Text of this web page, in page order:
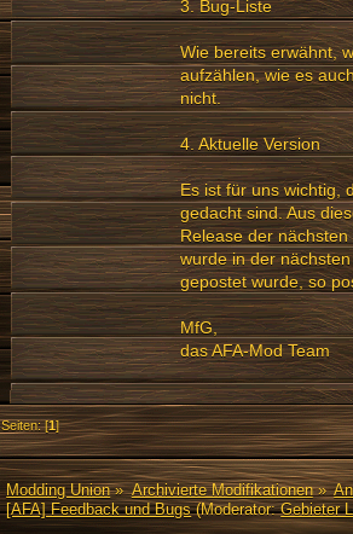
3. Bug-Liste
Wie bereits erwähnt,
aufzählen, wie es
nicht.
4. Aktuelle Version
Es ist für uns wichtig,
gedacht sind. Aus
Release der
wurde in der
gepostet wurde, so
MfG,
das AFA-Mod Team
Seiten: [1]
Modding Union» Archivierte Modifikationen»
[AFA] Feedback und Bugs(Moderator:Gebieter